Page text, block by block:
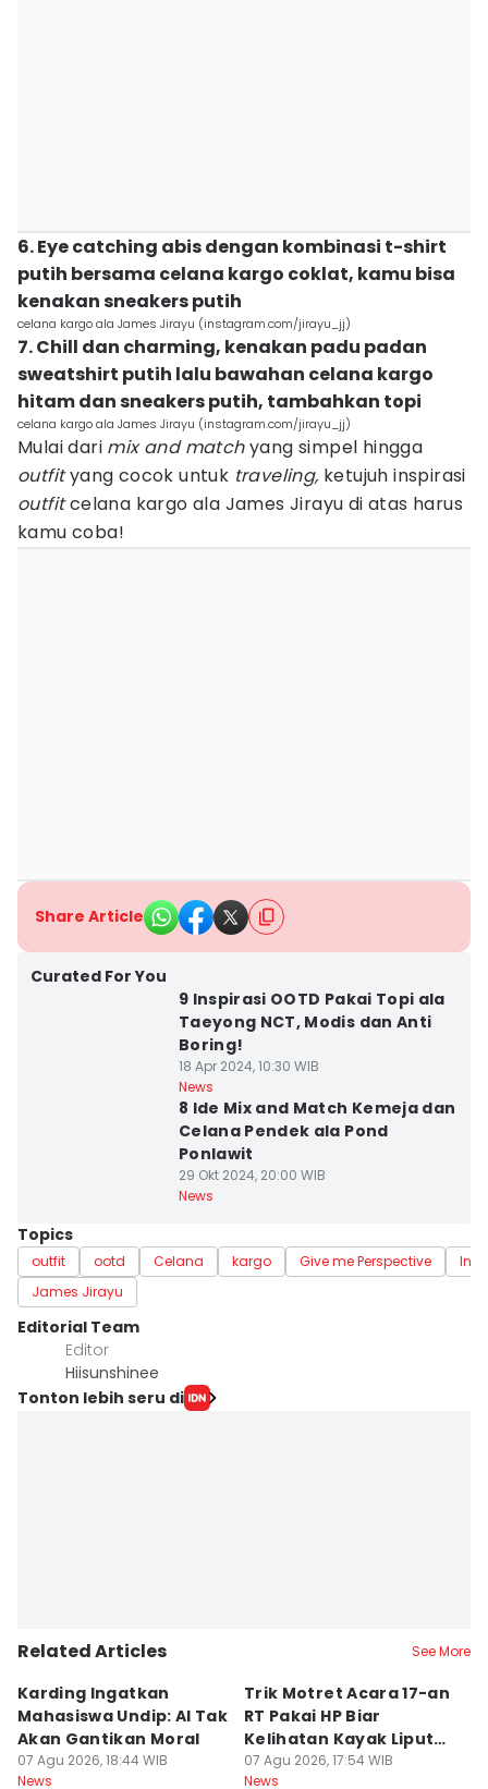
6. Eye catching abis dengan kombinasi t-shirt
putih bersama celana kargo coklat, kamu bisa
kenakan sneakers putih
celana kargo ala James Jirayu (instagram.com/jirayu_jj)
7. Chill dan charming, kenakan padu padan
sweatshirt putih lalu bawahan celana kargo
hitam dan sneakers putih, tambahkan topi
celana kargo ala James Jirayu (instagram.com/jirayu_jj)
Mulai dari mix and matchyang simpel hingga
outfityang cocok untuk traveling, ketujuh inspirasi
outfitcelana kargo ala James Jirayu di atas harus
kamu coba!
Share Article
Curated For You
9 Inspirasi OOTD Pakai Topi ala
Taeyong NCT, Modis dan Anti
Boring!
18 Apr 2024, 10:30 WIB
News
8 Ide Mix and Match Kemeja dan
Celana Pendek ala Pond
Ponlawit
29 Okt 2024, 20:00 WIB
News
Topics
outfit ootd Celana kargo Give me Perspective
James Jirayu
Editorial Team
Editor
Hiisunshinee
Tonton lebih seru di
Related Articles See More
Karding Ingatkan
Mahasiswa Undip: AI Tak
Akan Gantikan Moral
07 Agu 2026, 18:44 WIB
News
Trik Motret Acara 17-an
RT Pakai HP Biar
Kelihatan Kayak Liputan
Festival Nasional
07 Agu 2026, 17:54 WIB
News